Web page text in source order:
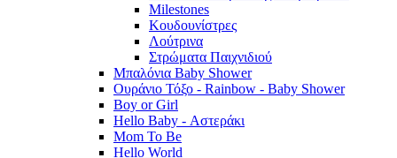
Milestones
Κουδουνίστρες
Λούτρινα
Στρώματα Παιχνιδιού
Μπαλόνια Baby Shower
Ουράνιο Τόξο - Rainbow - Baby Shower
Boy or Girl
Hello Baby - Αστεράκι
Mom To Be
Hello World